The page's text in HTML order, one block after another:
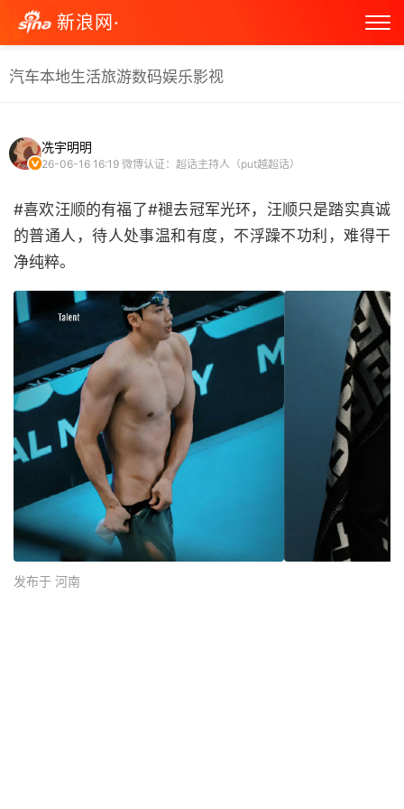
新浪网·
汽车本地生活旅游数码娱乐影视
冼宇明明
26-06-16 16:19 微博认证：超话主持人（put越超话）
#喜欢汪顺的有福了#褪去冠军光环，汪顺只是踏实真诚
的普通人，待人处事温和有度，不浮躁不功利，难得干
净纯粹。 ​
发布于 河南